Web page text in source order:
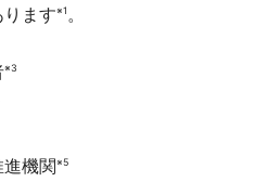
ます※1。
※3
機関※5